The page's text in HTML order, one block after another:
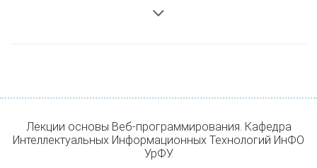
Лекции основы Веб-программирования. Кафедра
Интеллектуальных Информационных Технологий ИнФО
УрФУ.